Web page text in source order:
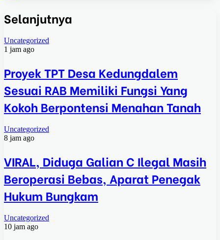
Selanjutnya
Uncategorized
1 jam ago
Proyek TPT Desa Kedungdalem
Sesuai RAB Memiliki Fungsi Yang
Kokoh Berpontensi Menahan Tanah
Uncategorized
8 jam ago
VIRAL, Diduga Galian C Ilegal Masih
Beroperasi Bebas, Aparat Penegak
Hukum Bungkam
Uncategorized
10 jam ago